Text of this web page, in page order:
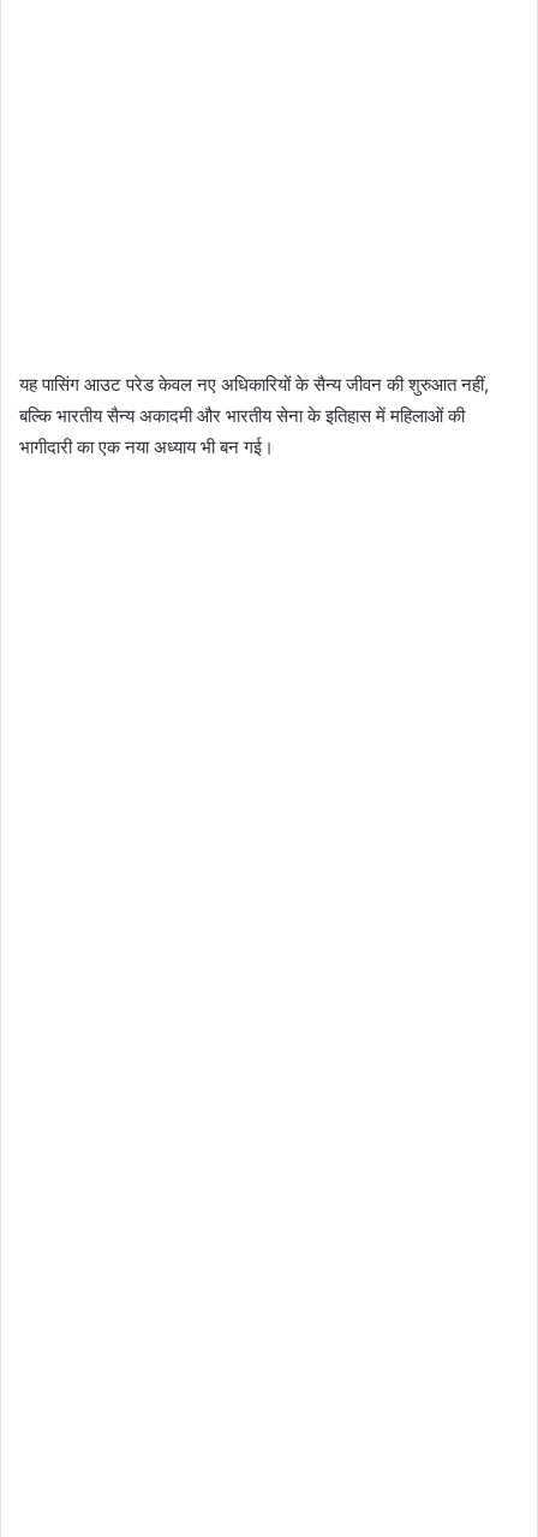
यह पासिंग आउट परेड केवल नए अधिकारियों के सैन्य जीवन की शुरुआत नहीं,
बल्कि भारतीय सैन्य अकादमी और भारतीय सेना के इतिहास में महिलाओं की
भागीदारी का एक नया अध्याय भी बन गई।